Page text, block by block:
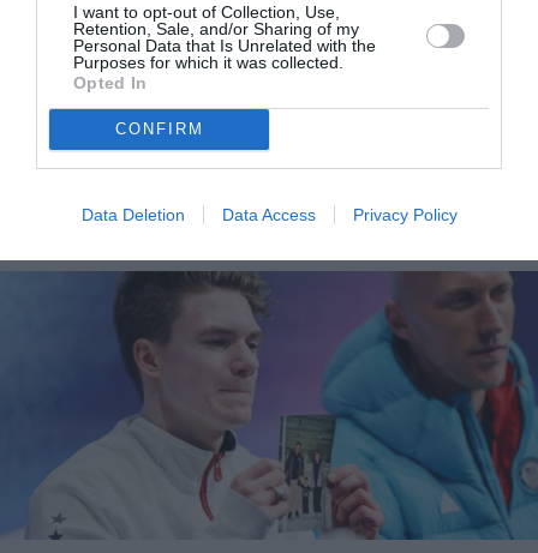
I want to opt-out of Collection, Use,
Retention, Sale, and/or Sharing of my
Personal Data that Is Unrelated with the
Purposes for which it was collected.
Opted In
CONFIRM
Data Deletion Data Access Privacy Policy
Χειμερινοί Ολυμπιακοί Αγώνες: Απέβαλαν αθλητή
που στο κράνος του έφερε φωτογραφίες θυμάτων
πολέμου από την Ουκρανία